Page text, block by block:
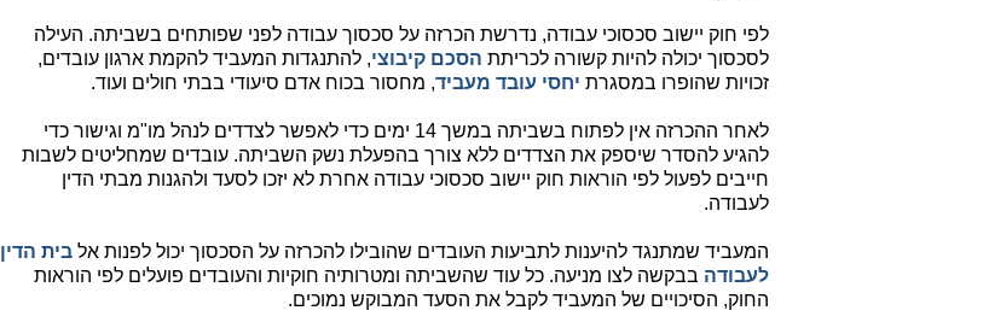
לפי חוק יישוב סכסוכי עבודה, נדרשת הכרזה על סכסוך עבודה לפני שפותחים בשביתה. העילה
לסכסוך יכולה להיות קשורה לכריתת הסכם קיבוצי, להתנגדות המעביד להקמת ארגון עובדים,
זכויות שהופרו במסגרת יחסי עובד מעביד, מחסור בכוח אדם סיעודי בבתי חולים ועוד.
לאחר ההכרזה אין לפתוח בשביתה במשך 14 ימים כדי לאפשר לצדדים לנהל מו"מ וגישור כדי
להגיע להסדר שיספק את הצדדים ללא צורך בהפעלת נשק השביתה. עובדים שמחליטים לשבות
חייבים לפעול לפי הוראות חוק יישוב סכסוכי עבודה אחרת לא יזכו לסעד ולהגנות מבתי הדין
לעבודה.
המעביד שמתנגד להיענות לתביעות העובדים שהובילו להכרזה על הסכסוך יכול לפנות אל בית הדין
לעבודה בבקשה לצו מניעה. כל עוד שהשביתה ומטרותיה חוקיות והעובדים פועלים לפי הוראות
החוק, הסיכויים של המעביד לקבל את הסעד המבוקש נמוכים.